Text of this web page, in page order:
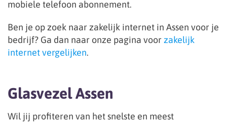
mobiele telefoon abonnement.
Ben je op zoek naar zakelijk internet in Assen voor je
bedrijf? Ga dan naar onze pagina voor zakelijk
internet vergelijken.
Glasvezel Assen
Wil jij profiteren van het snelste en meest